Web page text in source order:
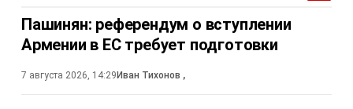
Пашинян: референдум о вступлении
Армении в ЕС требует подготовки
7 августа 2026, 14:29 Иван Тихонов ,